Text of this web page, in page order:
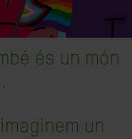
és un món
un